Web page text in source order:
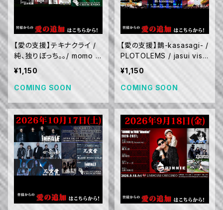
【愛の支援】テキナクライ /
純、独りぼっち。。/ momo /
Taiga (天井裏のザムザ) /
志水咲蔵 (9/10)
¥1,150
COMING SOON
【愛の支援】鵲-kasasagi- /
PLOTOLEMS / jasui visi
on / OFFSWAY / Aqilla
(9/21)
¥1,150
COMING SOON